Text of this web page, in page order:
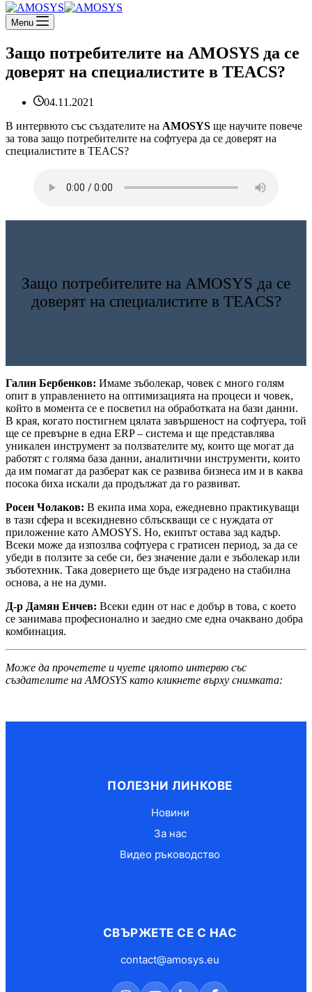
Menu
Защо потребителите на AMOSYS да се
доверят на специалистите в TEACS?
04.11.2021
В интервюто със създателите на AMOSYS ще научите повече
за това защо потребителите на софтуера да се доверят на
специалистите в TEACS?
Защо потребителите на AMOSYS да се
доверят на специалистите в TEACS?
Галин Бербенков: Имаме зъболекар, човек с много голям
опит в управлението на оптимизацията на процеси и човек,
който в момента се е посветил на обработката на бази данни.
В края, когато постигнем цялата завършеност на софтуера, той
ще се превърне в една ERP – система и ще представлява
уникален инструмент за ползвателите му, които ще могат да
работят с голяма база данни, аналитични инструменти, които
да им помагат да разберат как се развива бизнеса им и в каква
посока биха искали да продължат да го развиват.
Росен Чолаков: В екипа има хора, ежедневно практикуващи
в тази сфера и всекидневно сблъскващи се с нуждата от
приложение като AMOSYS. Но, екипът остава зад кадър.
Всеки може да изпозлва софтуера с гратисен период, за да се
убеди в ползите за себе си, без значение дали е зъболекар или
зъботехник. Така доверието ще бъде изградено на стабилна
основа, а не на думи.
Д-р Дамян Енчев: Всеки един от нас е добър в това, с което
се занимава професионално и заедно сме една очаквано добра
комбинация.
Може да прочетете и чуете цялото интервю със
създателите на AMOSYS като кликнете върху снимката:
ПОЛЕЗНИ ЛИНКОВЕ
Новини
За нас
Видео ръководство
СВЪРЖЕТЕ СЕ С НАС
contact@amosys.eu